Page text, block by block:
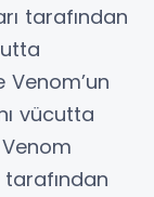
tarafından
Venom’un
vücutta